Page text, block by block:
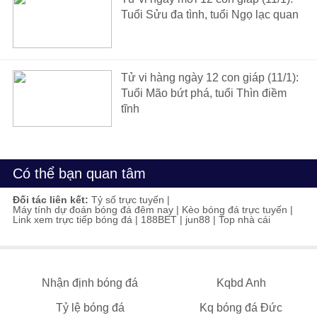
Tuổi Sửu đa tình, tuổi Ngọ lạc quan
Tử vi hàng ngày 12 con giáp (11/1):
Tuổi Mão bứt phá, tuổi Thìn điềm
tĩnh
Có thể bạn quan tâm
Đối tác liên kết: Tỷ số trực tuyến |
Máy tính dự đoán bóng đá đêm nay | Kèo bóng đá trực tuyến |
Link xem trực tiếp bóng đá | 188BET | jun88 | Top nhà cái
Nhận định bóng đá Kqbd Anh
Tỷ lệ bóng đá Kq bóng đá Đức